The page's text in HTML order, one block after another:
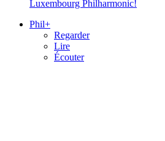
Luxembourg Philharmonic!
Phil+
Regarder
Lire
Écouter